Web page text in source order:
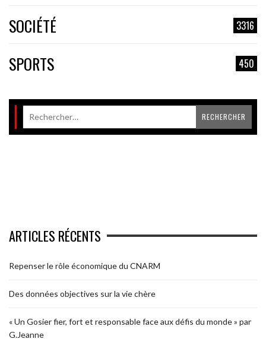
SOCIÉTÉ 3316
SPORTS 450
ARTICLES RÉCENTS
Repenser le rôle économique du CNARM
Des données objectives sur la vie chère
« Un Gosier fier, fort et responsable face aux défis du monde » par
G.Jeanne